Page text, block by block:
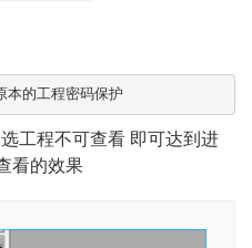
本的工程密码保护
工程不可查看 即可达到进
看的效果